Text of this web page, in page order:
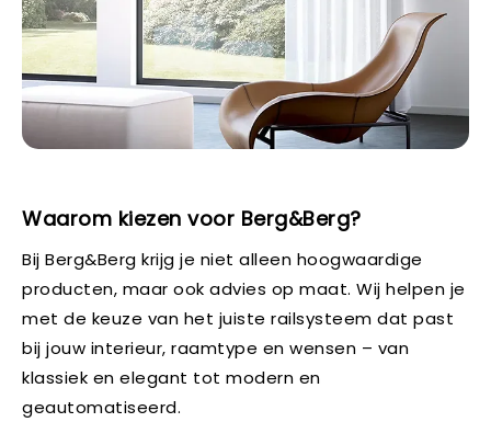
Waarom kiezen voor Berg&Berg?
Bij Berg&Berg krijg je niet alleen hoogwaardige
producten, maar ook advies op maat. Wij helpen je
met de keuze van het juiste railsysteem dat past
bij jouw interieur, raamtype en wensen – van
klassiek en elegant tot modern en
geautomatiseerd.